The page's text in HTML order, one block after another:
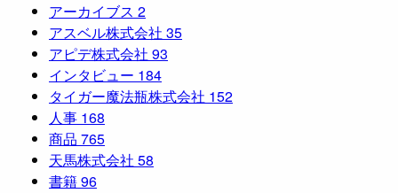
アーカイブス 2
アスベル株式会社 35
アピデ株式会社 93
インタビュー 184
タイガー魔法瓶株式会社 152
人事 168
商品 765
天馬株式会社 58
書籍96